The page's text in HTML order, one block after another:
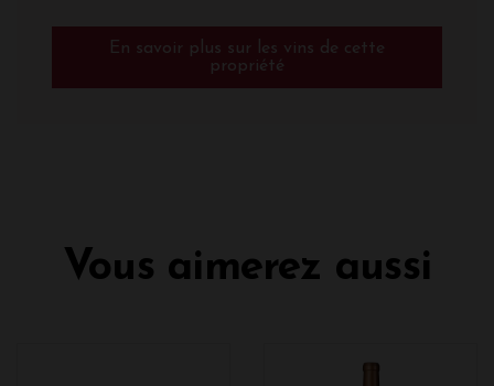
En savoir plus sur les vins de cette
propriété
Vous aimerez aussi